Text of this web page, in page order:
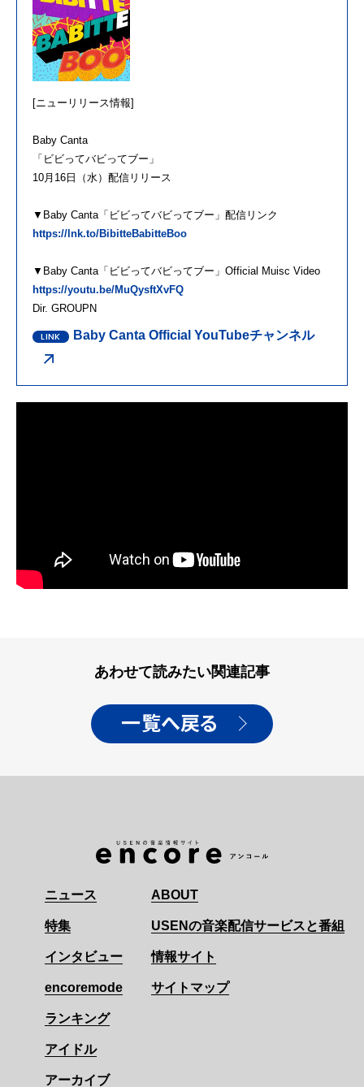
[ニューリリース情報]
Baby Canta
「ビビってバビってブー」
10月16日（水）配信リリース
▼Baby Canta「ビビってバビってブー」配信リンク
https://lnk.to/BibitteBabitteBoo
▼Baby Canta「ビビってバビってブー」Official Muisc Video
https://youtu.be/MuQysftXvFQ
Dir. GROUPN
Baby Canta Official YouTubeチャンネル
あわせて読みたい関連記事
一覧へ戻る
ニュース
特集
インタビュー
encoremode
ランキング
アイドル
アーカイブ
ABOUT
USENの音楽配信サービスと番組
情報サイト
サイトマップ